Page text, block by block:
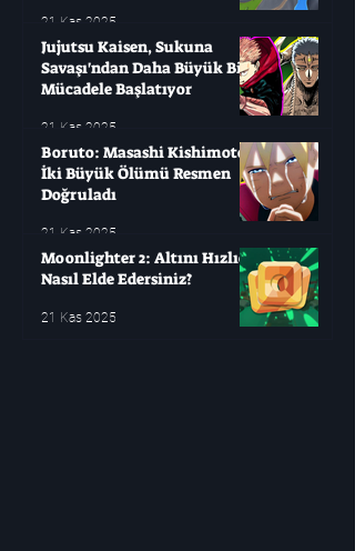
21 Kas 2025
Jujutsu Kaisen, Sukuna
Savaşı'ndan Daha Büyük Bir
Mücadele Başlatıyor
21 Kas 2025
Boruto: Masashi Kishimoto
İki Büyük Ölümü Resmen
Doğruladı
21 Kas 2025
Moonlighter 2: Altını Hızlıca
Nasıl Elde Edersiniz?
21 Kas 2025